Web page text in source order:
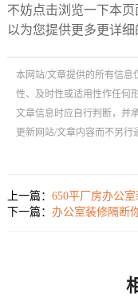
不妨点击浏览一下本
以为您提供更多更详细
本网站/文章提供的所有信息
性、及时性或适用性作任何
文章信息时应自行判断，并
更新网站/文章内容而不另行
上一篇： 650平厂房办公
下一篇： 办公室装修隔断